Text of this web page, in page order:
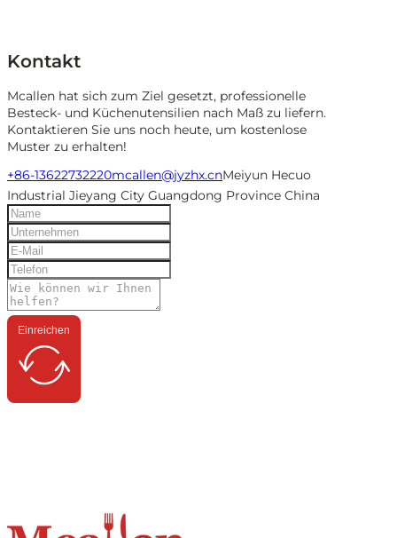
Kontakt
Mcallen hat sich zum Ziel gesetzt, professionelle
Besteck- und Küchenutensilien nach Maß zu liefern.
Kontaktieren Sie uns noch heute, um kostenlose
Muster zu erhalten!
+86-13622732220mcallen@jyzhx.cnMeiyun Hecuo
Industrial Jieyang City Guangdong Province China
Einreichen